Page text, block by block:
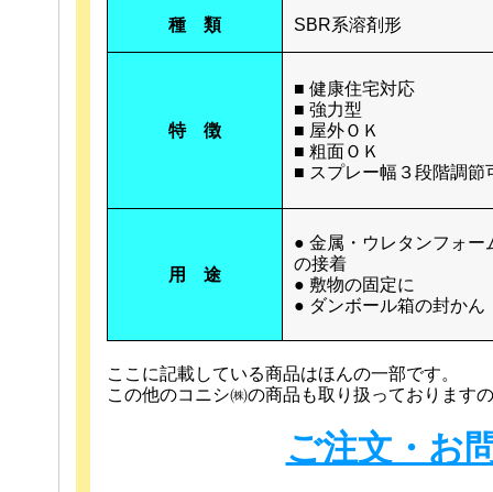
種 類 SBR系溶剤形
特 徴
■ 健康住宅対応
■ 強力型
■ 屋外ＯＫ
■ 粗面ＯＫ
■ スプレー幅３段階調節
用 途
● 金属・ウレタンフォー
の接着
● 敷物の固定に
● ダンボール箱の封かん
ここに記載している商品はほんの一部です。
この他のコニシ㈱の商品も取り扱っております
ご注文・お